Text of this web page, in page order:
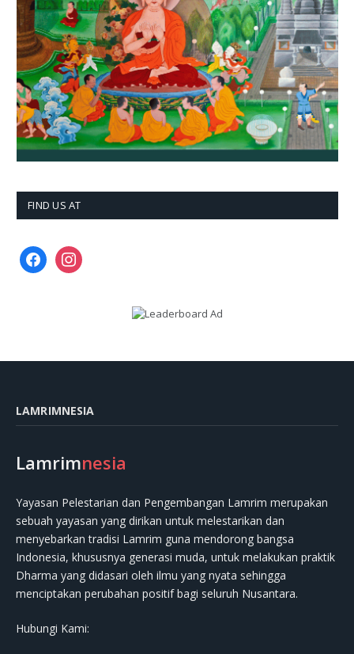
FIND US AT
facebookinstagram
LAMRIMNESIA
Lamrimnesia
Yayasan Pelestarian dan Pengembangan Lamrim merupakan
sebuah yayasan yang dirikan untuk melestarikan dan
menyebarkan tradisi Lamrim guna mendorong bangsa
Indonesia, khususnya generasi muda, untuk melakukan praktik
Dharma yang didasari oleh ilmu yang nyata sehingga
menciptakan perubahan positif bagi seluruh Nusantara.
Hubungi Kami: